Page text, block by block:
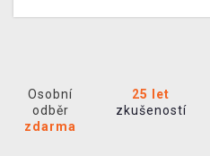
Osobní
odběr
zdarma
25 let
zkušeností